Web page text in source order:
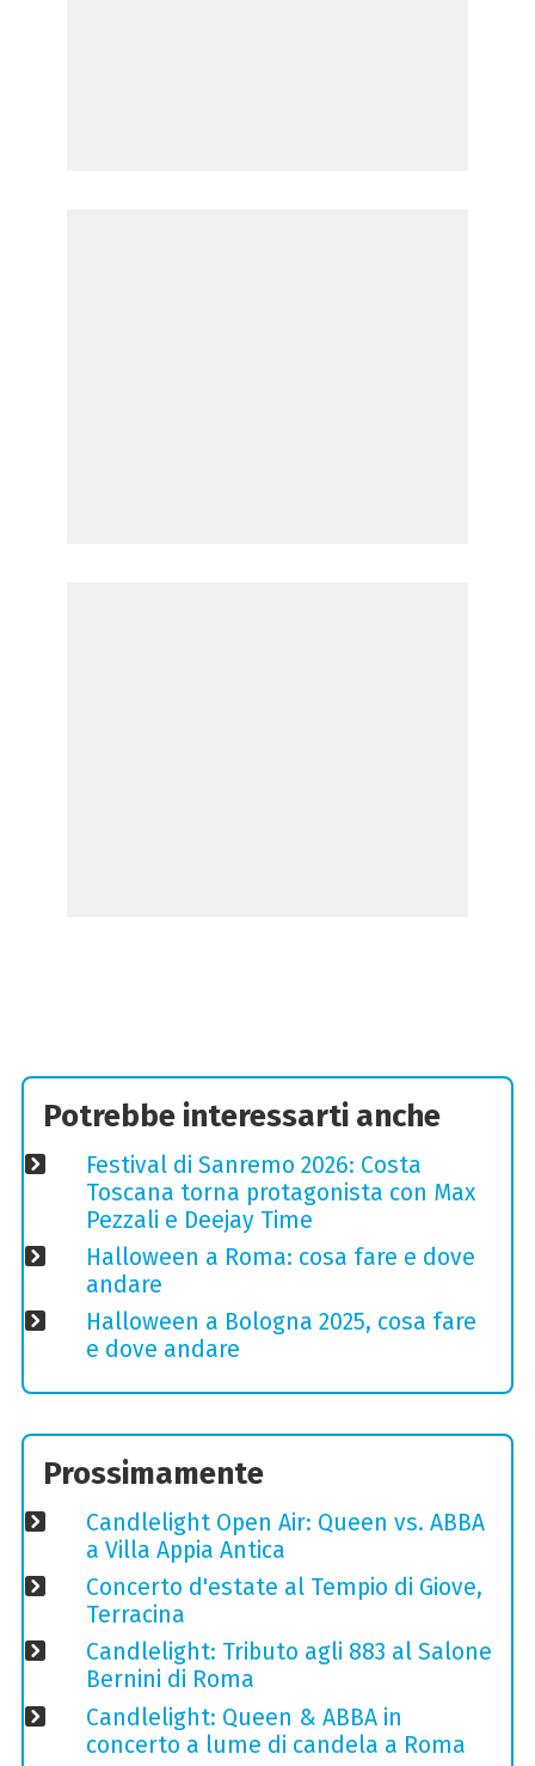
Potrebbe interessarti anche
Festival di Sanremo 2026: Costa
Toscana torna protagonista con Max
Pezzali e Deejay Time
Halloween a Roma: cosa fare e dove
andare
Halloween a Bologna 2025, cosa fare
e dove andare
Prossimamente
Candlelight Open Air: Queen vs. ABBA
a Villa Appia Antica
Concerto d'estate al Tempio di Giove,
Terracina
Candlelight: Tributo agli 883 al Salone
Bernini di Roma
Candlelight: Queen & ABBA in
concerto a lume di candela a Roma